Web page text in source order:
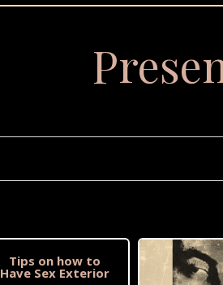
Tips on how to
Have Sex Exterior